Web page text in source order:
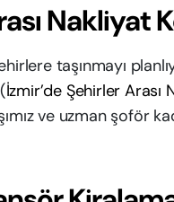
Nakliyat
taşınmayı
İzmir’de Şehirler Arası
ve uzman şoför